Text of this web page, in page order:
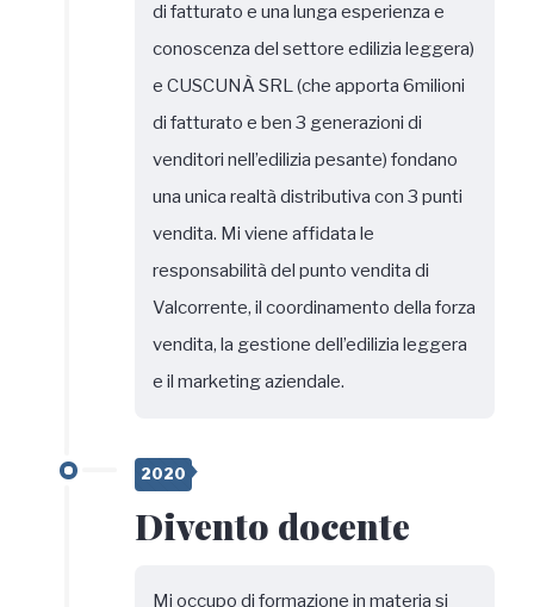
di fatturato e una lunga esperienza e
conoscenza del settore edilizia leggera)
e CUSCUNÀ SRL (che apporta 6milioni
di fatturato e ben 3 generazioni di
venditori nell’edilizia pesante) fondano
una unica realtà distributiva con 3 punti
vendita. Mi viene affidata le
responsabilità del punto vendita di
Valcorrente, il coordinamento della forza
vendita, la gestione dell’edilizia leggera
e il marketing aziendale.
2020
Divento docente
Mi occupo di formazione in materia si